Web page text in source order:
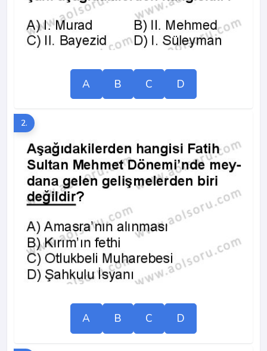
A B C D
2.
A B C D